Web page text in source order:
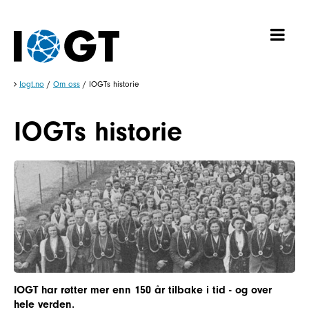
Iogt.no / Om oss / IOGTs historie
IOGTs historie
IOGT har røtter mer enn 150 år tilbake i tid - og over
hele verden.